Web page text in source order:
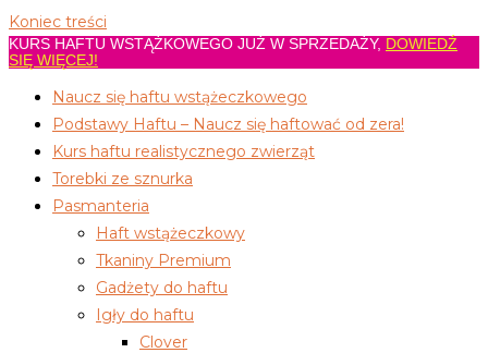
Koniec treści
KURS HAFTU WSTĄŻKOWEGO JUŻ W SPRZEDAŻY, DOWIEDŹ
SIĘ WIĘCEJ!
Naucz się haftu wstążeczkowego
Podstawy Haftu – Naucz się haftować od zera!
Kurs haftu realistycznego zwierząt
Torebki ze sznurka
Pasmanteria
Haft wstążeczkowy
Tkaniny Premium
Gadżety do haftu
Igły do haftu
Clover